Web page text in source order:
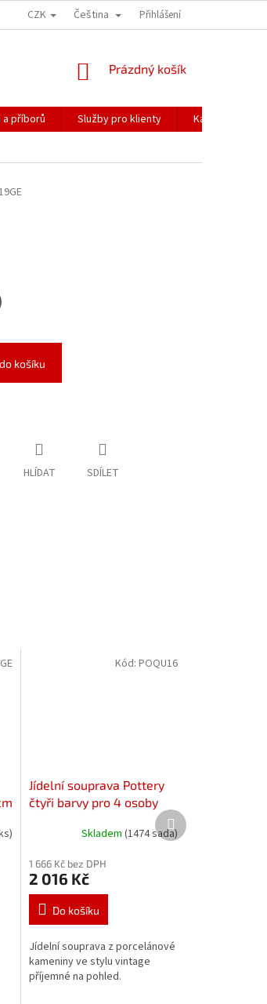
PŘEPRAVA KŘEHKÉHO ZBOŽÍ KORESPONDENČNÍ
CZK Čeština Přihlášení
NÁKUPNÍ
Prázdný košík
příborů Služby pro klienty
Katalogy
košíku
HLÍDAT SDÍLET
Jídelní souprava Pottery
čtyři barvy pro 4 osoby
Skladem (1474 sada)
1 666 Kč bez DPH
2 016 Kč
Do košíku
Jídelní souprava z porcelánové
kameniny ve stylu vintage
příjemné na pohled.
Kód: POQU16
Další
produkt